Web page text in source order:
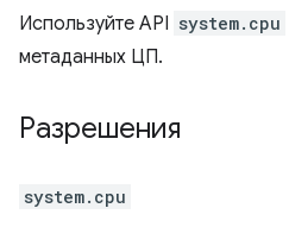
Используйте API system.cpu
метаданных ЦП.
Разрешения
system.cpu